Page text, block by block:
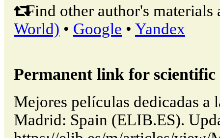
Find other author's materials
World) • Google • Yandex
Permanent link for
Mejores películas dedicadas
Madrid: Spain (ELIB.ES).